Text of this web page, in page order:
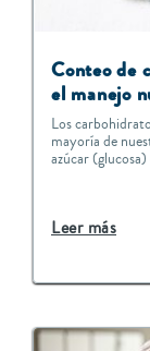
Conteo de
el manejo
Los
mayoría de
azúcar
Leer más